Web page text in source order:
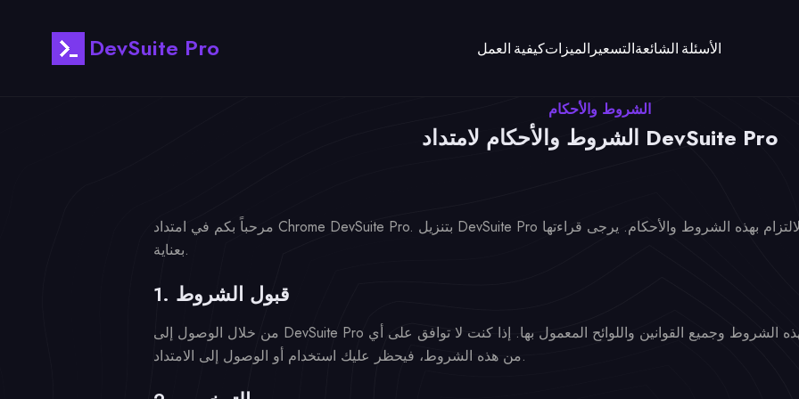
DevSuite Pro كيفية العملالميزات التسعيرالأسئلة الشائعة
الشروط والأحكام
الشروط والأحكام لامتداد DevSuite Pro
مرحباً بكم في امتداد Chrome DevSuite Pro. بتنزيل DevSuite Pro أو تثبيته أو استخدامه، فإنك توافق على الالتزام بهذه الشروط والأحكام. يرجى قراءتها
بعناية.
1. قبول الشروط
من خلال الوصول إلى DevSuite Pro أو استخدامه، فإنك تقر وتقبل الالتزام بهذه الشروط وجميع القوانين واللوائح المعمول بها. إذا كنت لا توافق على أي
من هذه الشروط، فيحظر عليك استخدام أو الوصول إلى الامتداد.